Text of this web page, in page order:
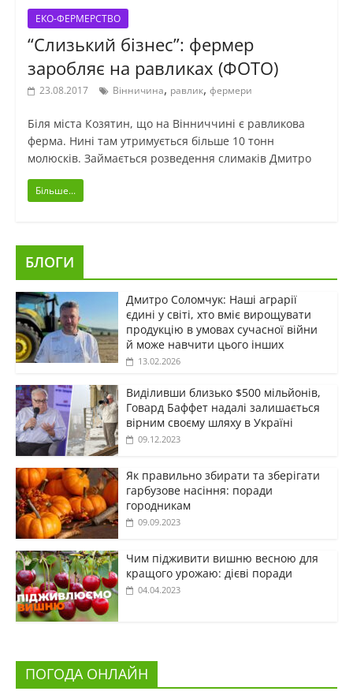
ЕКО-ФЕРМЕРСТВО
“Слизький бізнес”: фермер
заробляє на равликах (ФОТО)
23.08.2017 Вінничина, равлик, фермери
Біля міста Козятин, що на Вінниччині є равликова
ферма. Нині там утримується більше 10 тонн
молюсків. Займається розведення слимаків Дмитро
Більше...
БЛОГИ
Дмитро Соломчук: Наші аграрії
єдині у світі, хто вміє вирощувати
продукцію в умовах сучасної війни
й може навчити цього інших
13.02.2026
Виділивши близько $500 мільйонів,
Говард Баффет надалі залишається
вірним своєму шляху в Україні
09.12.2023
Як правильно збирати та зберігати
гарбузове насіння: поради
городникам
09.09.2023
Чим підживити вишню весною для
кращого урожаю: дієві поради
04.04.2023
ПОГОДА ОНЛАЙН